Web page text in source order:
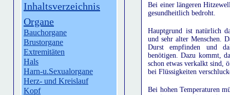
Inhaltsverzeichnis
Organe
Bauchorgane
Brustorgane
Extremitäten
Hals
Harn-u.Sexualorgane
Herz- und Kreislauf
Kopf
Bei einer längeren
gesundheitlich bedroht.
Hauptgrund ist natürlich
und sehr alter Menschen.
Durst empfinden und
benötigen. Dazu kommt,
schon etwas verkalkt sind,
bei Flüssigkeiten
Bei hohen Temperaturen